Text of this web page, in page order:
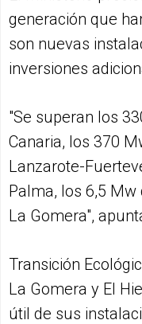
generación que
son nuevas
inversiones
"Se superan los
Canaria, los 370
Lanzarote-
Palma, los 6,5 Mw
La Gomera",
Transición
La Gomera y El
útil de sus